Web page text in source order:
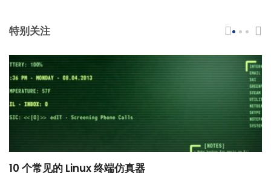
特别关注
10 个常见的 Linux 终端仿真器